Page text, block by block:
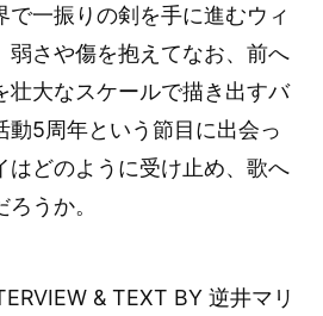
で一振りの剣を手に進むウィ
弱さや傷を抱えてなお、前へ
壮大なスケールで描き出すバ
動5周年という節目に出会っ
はどのように受け止め、歌へ
うか。
& TEXT BY 逆井マリ